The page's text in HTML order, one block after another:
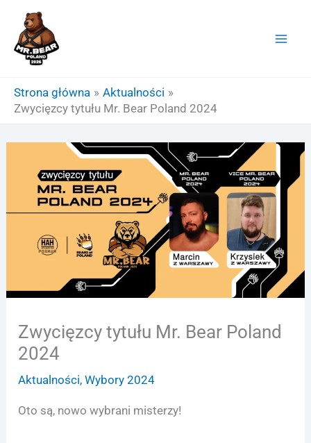
Przejdź
treści
Strona główna
Aktualności
Zwycięzcy tytułu Mr. Bear Poland 2024
Zwycięzcy tytułu Mr. Bear Poland
2024
Aktualności,Wybory 2024
Oto są, nowo wybrani misterzy!